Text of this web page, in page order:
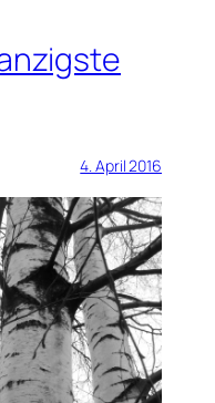
4. April 2016